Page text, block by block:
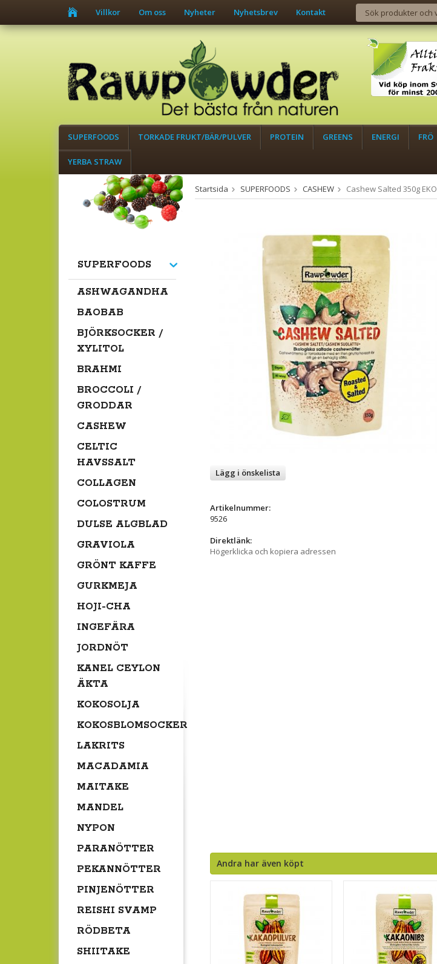
Villkor Om oss Nyheter Nyhetsbrev Kontakt
SUPERFOODS TORKADE FRUKT/BÄR/PULVER PROTEIN GREENS ENERGI FRÖ
YERBA STRAW
SUPERFOODS
ASHWAGANDHA
BAOBAB
BJÖRKSOCKER /
XYLITOL
BRAHMI
BROCCOLI /
GRODDAR
CASHEW
CELTIC
HAVSSALT
COLLAGEN
COLOSTRUM
DULSE ALGBLAD
GRAVIOLA
GRÖNT KAFFE
GURKMEJA
HOJI-CHA
INGEFÄRA
JORDNÖT
KANEL CEYLON
ÄKTA
KOKOSOLJA
KOKOSBLOMSOCKER
LAKRITS
MACADAMIA
MAITAKE
MANDEL
NYPON
PARANÖTTER
PEKANNÖTTER
PINJENÖTTER
REISHI SVAMP
RÖDBETA
SHIITAKE
Startsida SUPERFOODS CASHEW Cashew Salted 350g EKO
Lägg i önskelista
Artikelnummer:
9526
Direktlänk:
Högerklicka och kopiera adressen
Andra har även köpt